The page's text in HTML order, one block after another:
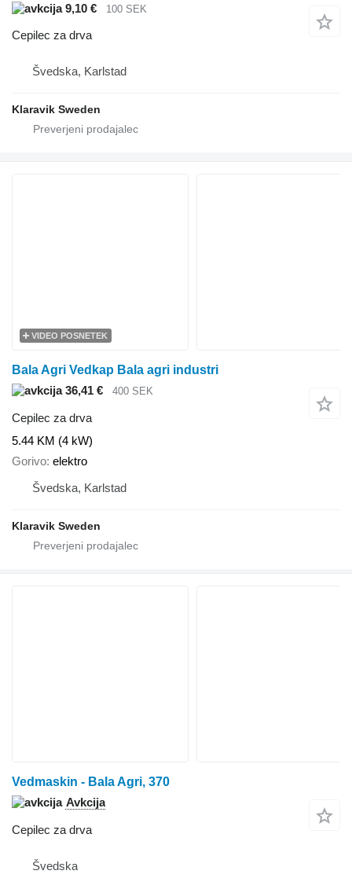
9,10 €
100 SEK
Cepilec za drva
Švedska, Karlstad
Klaravik Sweden
VIDEO POSNETEK
Bala Agri Vedkap Bala agri industri
36,41 €
400 SEK
Cepilec za drva
5.44 KM (4 kW)
Gorivo elektro
Švedska, Karlstad
Klaravik Sweden
Vedmaskin - Bala Agri, 370
Avkcija
Cepilec za drva
Švedska